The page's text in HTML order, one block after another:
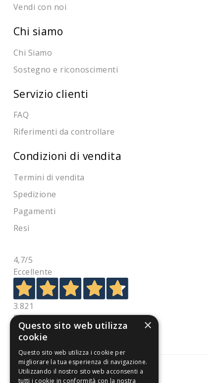
Vendi con noi
Chi siamo
Chi Siamo
Sostegno e riconoscimenti
Servizio clienti
FAQ
Riferimenti da controllare
Condizioni di vendita
Termini di vendita
Spedizione
Pagamenti
Resi
4,7/5
Eccellente
3.821
Recensioni
×
Questo sito web utilizza
cookie
Questo sito web utilizza i cookie per
migliorare la tua esperienza di navigazione.
Utilizzando il nostro sito web acconsenti a
tutti i cookie in conformità con la nostra